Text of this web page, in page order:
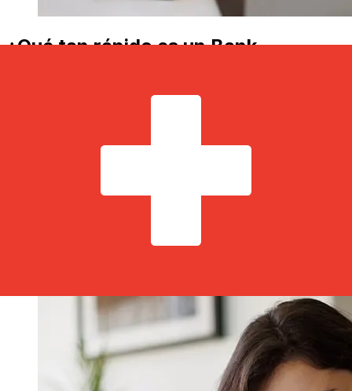
¿Qué tan rápido es un Bank
internacionales con Bank Millennium de Polonia a Suiza
internacionales tardan entre 1 y 5 días laborables.